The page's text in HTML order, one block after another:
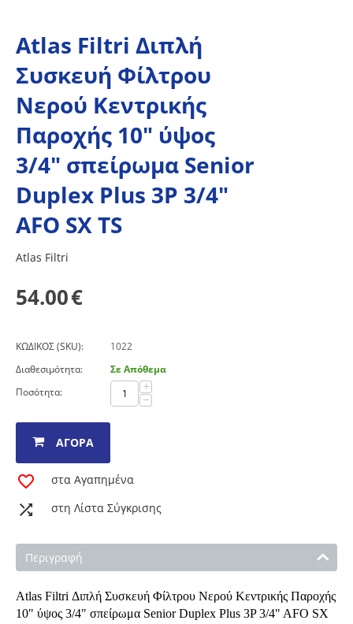
Atlas Filtri Διπλή
Συσκευή Φίλτρου
Νερού Κεντρικής
Παροχής 10" ύψος
3/4" σπείρωμα Senior
Duplex Plus 3P 3/4"
AFO SX TS
Atlas Filtri
54.00€
ΚΩΔΙΚΟΣ (SKU):
1022
Διαθεσιμότητα:
Σε Απόθεμα
Ποσότητα:
+
−
ΑΓΟΡΆ
στα Αγαπημένα
στη Λίστα Σύγκρισης
Περιγραφή
Atlas Filtri Διπλή Συσκευή Φίλτρου Νερού Κεντρικής Παροχής
10" ύψος 3/4" σπείρωμα Senior Duplex Plus 3P 3/4" AFO SX